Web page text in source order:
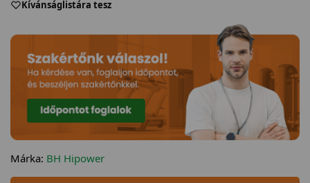
Kívánságlistára tesz
Márka: BH Hipower